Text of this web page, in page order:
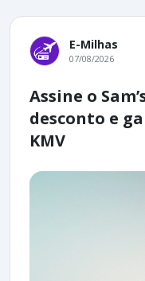
E-Milhas
07/08/2026
Assine o
desconto e
KMV